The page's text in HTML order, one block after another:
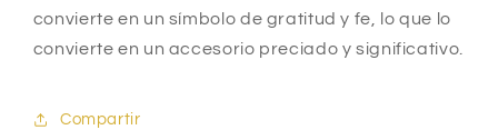
convierte en un símbolo de gratitud y fe, lo que lo
convierte en un accesorio preciado y significativo.
Compartir